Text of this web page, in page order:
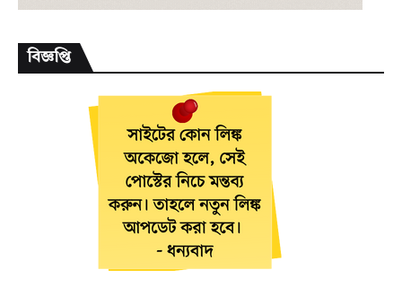
বিজ্ঞপ্তি